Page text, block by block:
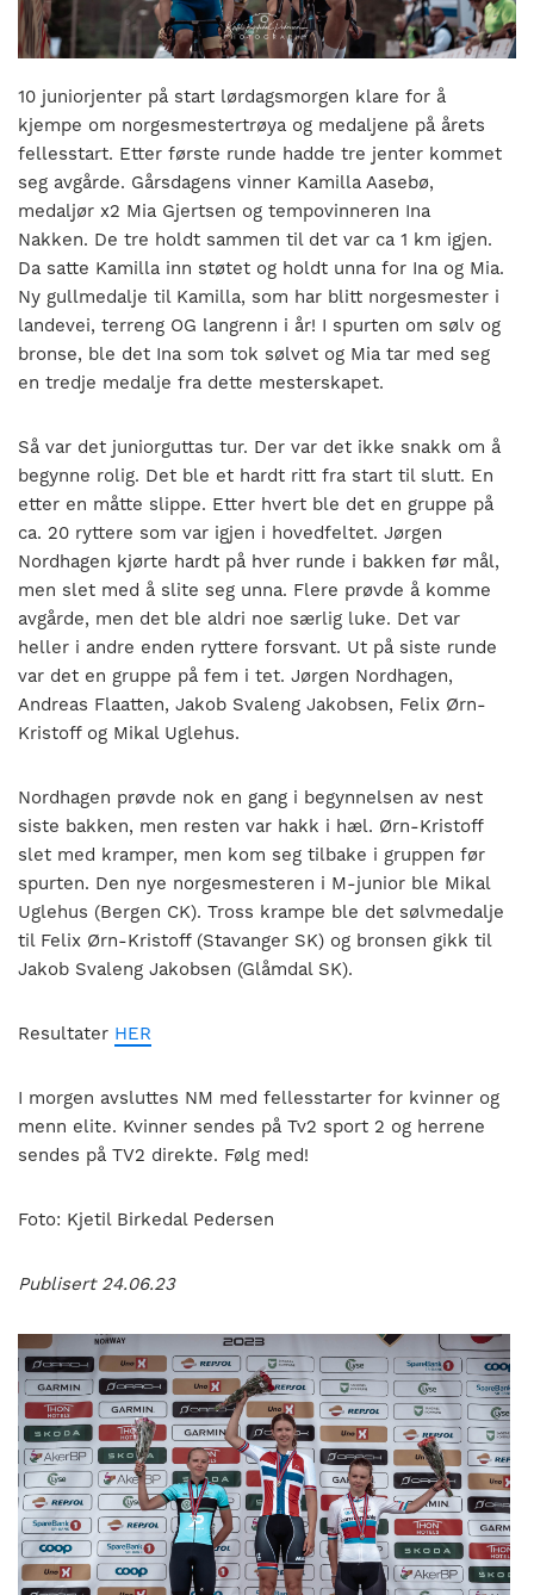
bli
en
folkesport.
10 juniorjenter på start lørdagsmorgen klare for å
kjempe om norgesmestertrøya og medaljene på årets
fellesstart. Etter første runde hadde tre jenter kommet
seg avgårde. Gårsdagens vinner Kamilla Aasebø,
medaljør x2 Mia Gjertsen og tempovinneren Ina
Nakken. De tre holdt sammen til det var ca 1 km igjen.
Da satte Kamilla inn støtet og holdt unna for Ina og Mia.
Ny gullmedalje til Kamilla, som har blitt norgesmester i
landevei, terreng OG langrenn i år! I spurten om sølv og
bronse, ble det Ina som tok sølvet og Mia tar med seg
en tredje medalje fra dette mesterskapet.
Så var det juniorguttas tur. Der var det ikke snakk om å
begynne rolig. Det ble et hardt ritt fra start til slutt. En
etter en måtte slippe. Etter hvert ble det en gruppe på
ca. 20 ryttere som var igjen i hovedfeltet. Jørgen
Nordhagen kjørte hardt på hver runde i bakken før mål,
men slet med å slite seg unna. Flere prøvde å komme
avgårde, men det ble aldri noe særlig luke. Det var
heller i andre enden ryttere forsvant. Ut på siste runde
var det en gruppe på fem i tet. Jørgen Nordhagen,
Andreas Flaatten, Jakob Svaleng Jakobsen, Felix Ørn-
Kristoff og Mikal Uglehus.
Nordhagen prøvde nok en gang i begynnelsen av nest
siste bakken, men resten var hakk i hæl. Ørn-Kristoff
slet med kramper, men kom seg tilbake i gruppen før
spurten. Den nye norgesmesteren i M-junior ble Mikal
Uglehus (Bergen CK). Tross krampe ble det sølvmedalje
til Felix Ørn-Kristoff (Stavanger SK) og bronsen gikk til
Jakob Svaleng Jakobsen (Glåmdal SK).
Resultater HER
I morgen avsluttes NM med fellesstarter for kvinner og
menn elite. Kvinner sendes på Tv2 sport 2 og herrene
sendes på TV2 direkte. Følg med!
Foto: Kjetil Birkedal Pedersen
Publisert 24.06.23